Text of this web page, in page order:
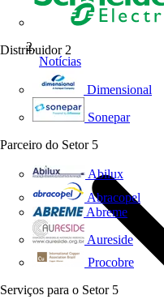
Distribuidor 2
Dimensional
Sonepar
Parceiro do Setor 5
Abilux
Abracopel
Abreme
Aureside
Procobre
Serviços para o Setor 5
Notícias